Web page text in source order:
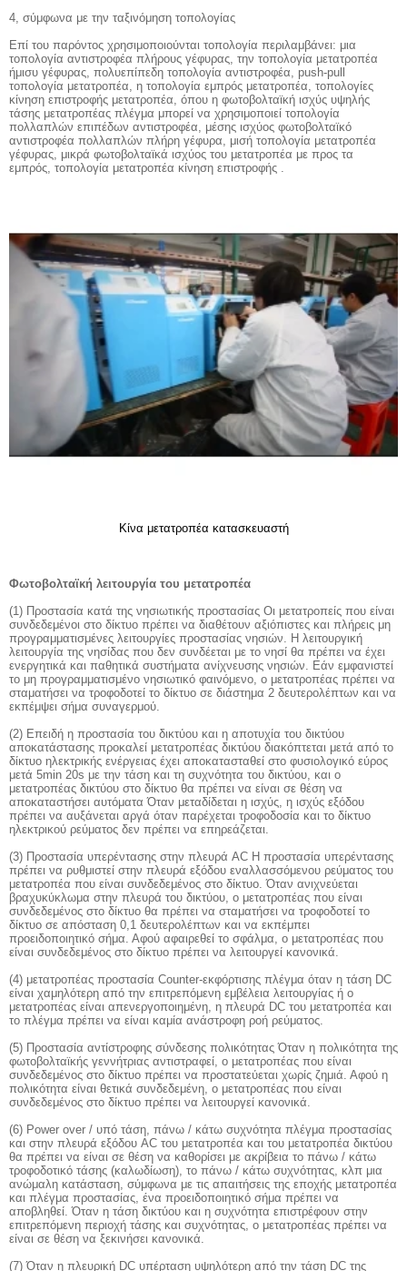
4, σύμφωνα με την ταξινόμηση τοπολογίας
Επί του παρόντος χρησιμοποιούνται τοπολογία περιλαμβάνει: μια
τοπολογία αντιστροφέα πλήρους γέφυρας, την τοπολογία μετατροπέα
ήμισυ γέφυρας, πολυεπίπεδη τοπολογία αντιστροφέα, push-pull
τοπολογία μετατροπέα, η τοπολογία εμπρός μετατροπέα, τοπολογίες
κίνηση επιστροφής μετατροπέα, όπου η φωτοβολταϊκή ισχύς υψηλής
τάσης μετατροπέας πλέγμα μπορεί να χρησιμοποιεί τοπολογία
πολλαπλών επιπέδων αντιστροφέα, μέσης ισχύος φωτοβολταϊκό
αντιστροφέα πολλαπλών πλήρη γέφυρα, μισή τοπολογία μετατροπέα
γέφυρας, μικρά φωτοβολταϊκά ισχύος του μετατροπέα με προς τα
εμπρός, τοπολογία μετατροπέα κίνηση επιστροφής .
Κίνα μετατροπέα κατασκευαστή
Φωτοβολταϊκή λειτουργία του μετατροπέα
(1) Προστασία κατά της νησιωτικής προστασίας Οι μετατροπείς που είναι
συνδεδεμένοι στο δίκτυο πρέπει να διαθέτουν αξιόπιστες και πλήρεις μη
προγραμματισμένες λειτουργίες προστασίας νησιών. Η λειτουργική
λειτουργία της νησίδας που δεν συνδέεται με το νησί θα πρέπει να έχει
ενεργητικά και παθητικά συστήματα ανίχνευσης νησιών. Εάν εμφανιστεί
το μη προγραμματισμένο νησιωτικό φαινόμενο, ο μετατροπέας πρέπει να
σταματήσει να τροφοδοτεί το δίκτυο σε διάστημα 2 δευτερολέπτων και να
εκπέμψει σήμα συναγερμού.
(2) Επειδή η προστασία του δικτύου και η αποτυχία του δικτύου
αποκατάστασης προκαλεί μετατροπέας δικτύου διακόπτεται μετά από το
δίκτυο ηλεκτρικής ενέργειας έχει αποκατασταθεί στο φυσιολογικό εύρος
μετά 5min 20s με την τάση και τη συχνότητα του δικτύου, και ο
μετατροπέας δικτύου στο δίκτυο θα πρέπει να είναι σε θέση να
αποκαταστήσει αυτόματα Όταν μεταδίδεται η ισχύς, η ισχύς εξόδου
πρέπει να αυξάνεται αργά όταν παρέχεται τροφοδοσία και το δίκτυο
ηλεκτρικού ρεύματος δεν πρέπει να επηρεάζεται.
(3) Προστασία υπερέντασης στην πλευρά AC Η προστασία υπερέντασης
πρέπει να ρυθμιστεί στην πλευρά εξόδου εναλλασσόμενου ρεύματος του
μετατροπέα που είναι συνδεδεμένος στο δίκτυο. Όταν ανιχνεύεται
βραχυκύκλωμα στην πλευρά του δικτύου, ο μετατροπέας που είναι
συνδεδεμένος στο δίκτυο θα πρέπει να σταματήσει να τροφοδοτεί το
δίκτυο σε απόσταση 0,1 δευτερολέπτων και να εκπέμπει
προειδοποιητικό σήμα. Αφού αφαιρεθεί το σφάλμα, ο μετατροπέας που
είναι συνδεδεμένος στο δίκτυο πρέπει να λειτουργεί κανονικά.
(4) μετατροπέας προστασία Counter-εκφόρτισης πλέγμα όταν η τάση DC
είναι χαμηλότερη από την επιτρεπόμενη εμβέλεια λειτουργίας ή ο
μετατροπέας είναι απενεργοποιημένη, η πλευρά DC του μετατροπέα και
το πλέγμα πρέπει να είναι καμία ανάστροφη ροή ρεύματος.
(5) Προστασία αντίστροφης σύνδεσης πολικότητας Όταν η πολικότητα της
φωτοβολταϊκής γεννήτριας αντιστραφεί, ο μετατροπέας που είναι
συνδεδεμένος στο δίκτυο πρέπει να προστατεύεται χωρίς ζημιά. Αφού η
πολικότητα είναι θετικά συνδεδεμένη, ο μετατροπέας που είναι
συνδεδεμένος στο δίκτυο πρέπει να λειτουργεί κανονικά.
(6) Power over / υπό τάση, πάνω / κάτω συχνότητα πλέγμα προστασίας
και στην πλευρά εξόδου AC του μετατροπέα και του μετατροπέα δικτύου
θα πρέπει να είναι σε θέση να καθορίσει με ακρίβεια το πάνω / κάτω
τροφοδοτικό τάσης (καλωδίωση), το πάνω / κάτω συχνότητας, κλπ μια
ανώμαλη κατάσταση, σύμφωνα με τις απαιτήσεις της εποχής μετατροπέα
και πλέγμα προστασίας, ένα προειδοποιητικό σήμα πρέπει να
αποβληθεί. Όταν η τάση δικτύου και η συχνότητα επιστρέφουν στην
επιτρεπόμενη περιοχή τάσης και συχνότητας, ο μετατροπέας πρέπει να
είναι σε θέση να ξεκινήσει κανονικά.
(7) Όταν η πλευρική DC υπέρταση υψηλότερη από την τάση DC της